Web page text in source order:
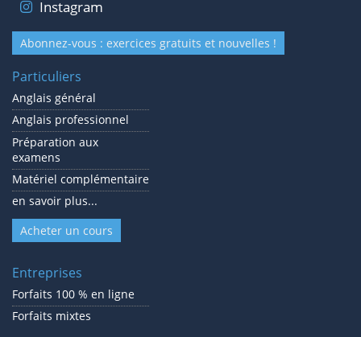
Instagram
Abonnez-vous : exercices gratuits et nouvelles !
Particuliers
Anglais général
Anglais professionnel
Préparation aux
examens
Matériel complémentaire
en savoir plus...
Acheter un cours
Entreprises
Forfaits 100 % en ligne
Forfaits mixtes